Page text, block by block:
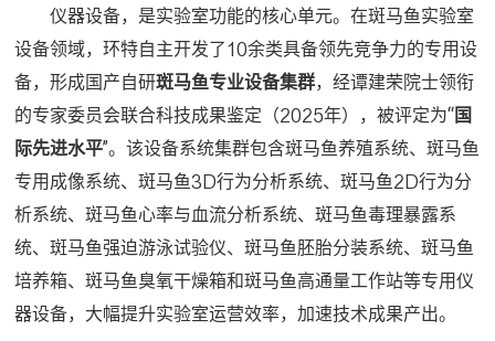
仪器设备，是实验室功能的核心单元。在斑马鱼实验室
设备领域，环特自主开发了10余类具备领先竞争力的专用设
备，形成国产自研斑马鱼专业设备集群，经谭建荣院士领衔
的专家委员会联合科技成果鉴定（2025年），被评定为“国
际先进水平”。该设备系统集群包含斑马鱼养殖系统、斑马鱼
专用成像系统、斑马鱼3D行为分析系统、斑马鱼2D行为分
析系统、斑马鱼心率与血流分析系统、斑马鱼毒理暴露系
统、斑马鱼强迫游泳试验仪、斑马鱼胚胎分装系统、斑马鱼
培养箱、斑马鱼臭氧干燥箱和斑马鱼高通量工作站等专用仪
器设备，大幅提升实验室运营效率，加速技术成果产出。